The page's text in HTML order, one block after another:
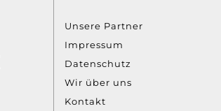
Unsere Partner
Impressum
Datenschutz
Wir über uns
Kontakt